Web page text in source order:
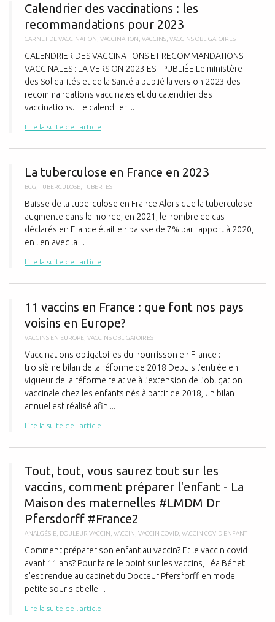
Calendrier des vaccinations : les
recommandations pour 2023
CARNET DE VACCINATION VACCINATION VACCINS VACCINS OBLIGATOIRES
CALENDRIER DES VACCINATIONS ET RECOMMANDATIONS
VACCINALES : LA VERSION 2023 EST PUBLIÉE Le ministère
des Solidarités et de la Santé a publié la version 2023 des
recommandations vaccinales et du calendrier des
vaccinations. Le calendrier ...
Lire la suite de l'article
La tuberculose en France en 2023
BCG TUBERCULOSE TUBERTEST
Baisse de la tuberculose en France Alors que la tuberculose
augmente dans le monde, en 2021, le nombre de cas
déclarés en France était en baisse de 7% par rapport à 2020,
en lien avec la ...
Lire la suite de l'article
11 vaccins en France : que font nos pays
voisins en Europe?
VACCINS EN EUROPE VACCINS OBLIGATOIRES
Vaccinations obligatoires du nourrisson en France :
troisième bilan de la réforme de 2018 Depuis l’entrée en
vigueur de la réforme relative à l’extension de l’obligation
vaccinale chez les enfants nés à partir de 2018, un bilan
annuel est réalisé afin ...
Lire la suite de l'article
Tout, tout, vous saurez tout sur les
vaccins, comment préparer l'enfant - La
Maison des maternelles #LMDM Dr
Pfersdorff #France2
ANALGÉSIE DOULEUR VACCIN VACCIN VACCIN COVID VACCIN COVID ENFANT
Comment préparer son enfant au vaccin? Et le vaccin covid
avant 11 ans? Pour faire le point sur les vaccins, Léa Bénet
s’est rendue au cabinet du Docteur Pfersforff en mode
petite souris et elle ...
Lire la suite de l'article